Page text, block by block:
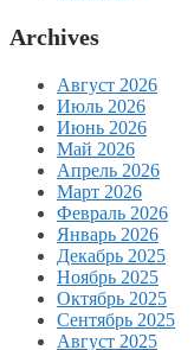
Archives
Август 2026
Июль 2026
Июнь 2026
Май 2026
Апрель 2026
Март 2026
Февраль 2026
Январь 2026
Декабрь 2025
Ноябрь 2025
Октябрь 2025
Сентябрь 2025
Август 2025